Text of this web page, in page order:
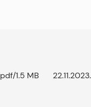
pdf/1.5 MB 22.11.2023.